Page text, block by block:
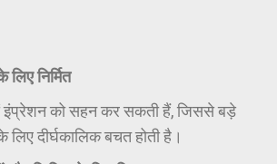
लिए निर्मित
इंप्रेशन को सहन कर सकती हैं, जिससे बड़े
लिए दीर्घकालिक बचत होती है।